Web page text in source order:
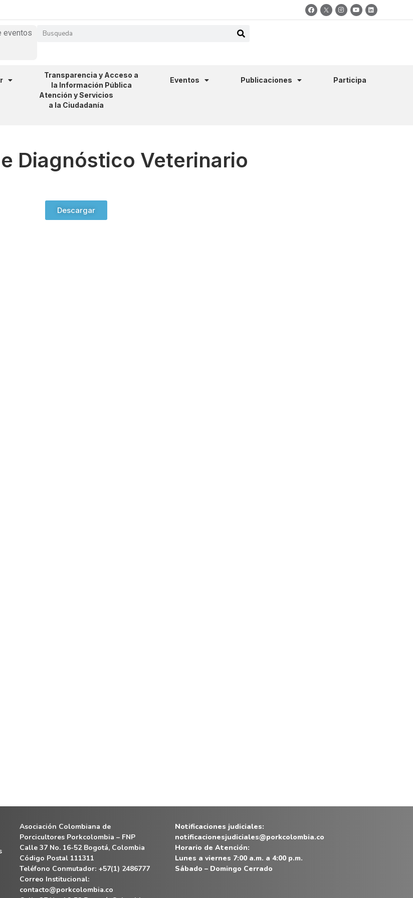
eventos
Transparencia y Acceso a
la Información Pública
Eventos Publicaciones
Participa
Atención y Servicios
a la Ciudadanía
Diagnóstico Veterinario
Descargar
Asociación Colombiana de
Porcicultores Porkcolombia – FNP
Calle 37 No. 16-52 Bogotá, Colombia
Código Postal 111311
Teléfono Conmutador: +57(1) 2486777
Correo Institucional:
contacto@porkcolombia.co
Notificaciones judiciales:
notificacionesjudiciales@porkcolombia.co
Horario de Atención:
Lunes a viernes 7:00 a.m. a 4:00 p.m.
Sábado – Domingo Cerrado